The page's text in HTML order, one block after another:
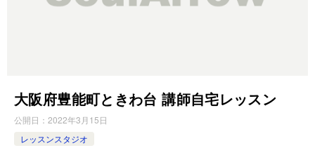
大阪府豊能町ときわ台 講師自宅レッスン
公開日： 2022年3月15日
レッスンスタジオ